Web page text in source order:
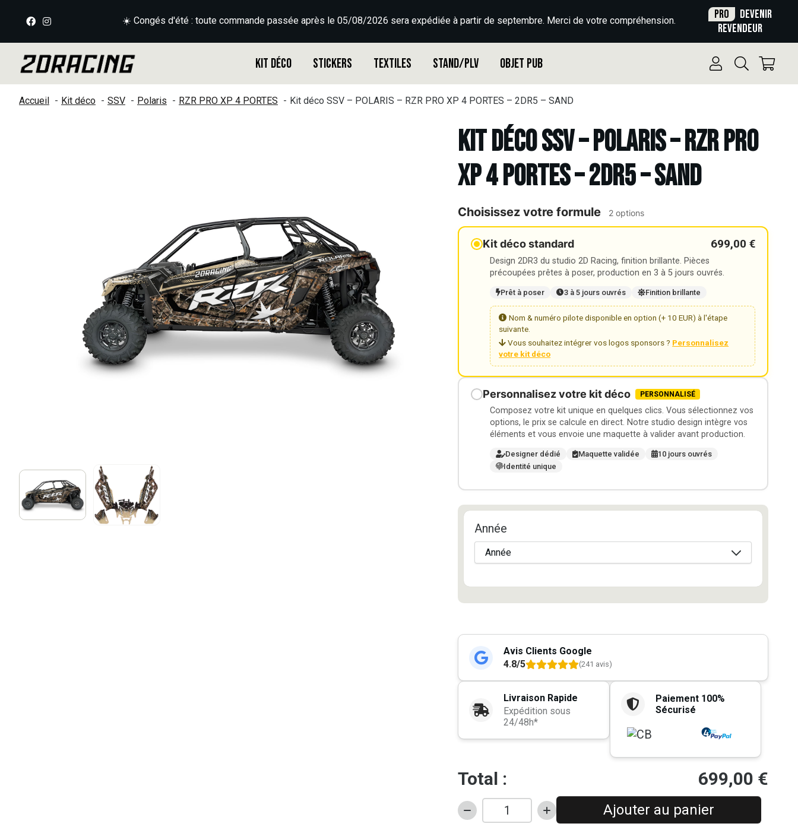
☀️ Congés d'été : toute commande passée après le 05/08/2026 sera expédiée à partir de septembre. Merci de votre compréhension. Pro
Devenir
revendeur
Kit déco Stickers Textiles Stand/PLV Objet Pub
Accueil Kit déco SSV Polaris RZR PRO XP 4 PORTES Kit déco SSV – POLARIS – RZR PRO XP 4 PORTES – 2DR5 – SAND
Kit déco SSV – POLARIS – RZR PRO
XP 4 PORTES – 2DR5 – SAND
Choisissez votre formule 2 options
Kit déco standard 699,00 €
Design 2DR3 du studio 2D Racing, finition brillante. Pièces
précoupées prêtes à poser, production en 3 à 5 jours ouvrés.
Prêt à poser 3 à 5 jours ouvrés Finition brillante
Nom & numéro pilote disponible en option (+ 10 EUR) à l'étape
suivante.
Vous souhaitez intégrer vos logos sponsors ? Personnalisez
votre kit déco
Personnalisez votre kit déco PERSONNALISÉ
Composez votre kit unique en quelques clics. Vous sélectionnez vos
options, le prix se calcule en direct. Notre studio design intègre vos
éléments et vous envoie une maquette à valider avant production.
Designer dédié Maquette validée
10 jours ouvrés
Identité unique
Année
Avis Clients Google
4.8/5
(241 avis)
Livraison Rapide
Expédition sous
24/48h*
Paiement 100%
Sécurisé
Total : 699,00 €
quantité
Ajouter au panier